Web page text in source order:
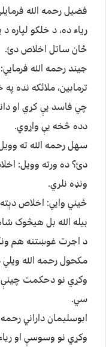
فضيل رحمه الله
رياء ده، د خلګو
ځان ساتل اخلاص دئ.
جيند رحمه الله
ترمابين، ملائکه نده
چي فاسد يې کړي او
دده څخه يې واړوي.
سهل رحمه الله ته
دئ؟ ده ورته وويل:
ونډه نلري.
ځيني وايي: اخلاص
بيله الله بل هيڅوک
د اجرت غوښتنه هم
مکحول رحمه الله
وکړي نو دحکمت چينې
سي.
ابوسليمان داراني
وکړي نو وسوسې او